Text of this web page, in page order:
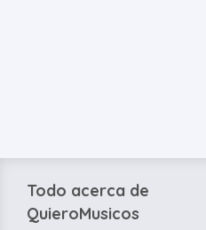
Todo acerca de
QuieroMusicos